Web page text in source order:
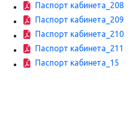
Паспорт кабинета_208
Паспорт кабинета_209
Паспорт кабинета_210
Паспорт кабинета_211
Паспорт кабинета_15